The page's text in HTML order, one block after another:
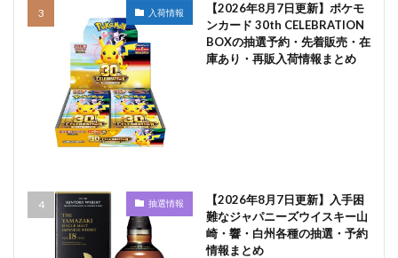
入荷情報
【2026年8月7日更新】ポケモ
ンカード 30th CELEBRATION
BOXの抽選予約・先着販売・在
庫あり・再販入荷情報まとめ
抽選情報
【2026年8月7日更新】入手困
難なジャパニーズウイスキー山
崎・響・白州各種の抽選・予約
情報まとめ